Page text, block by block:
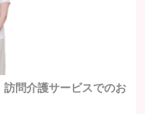
、個人を特定できないよう加工
。個人を特定できない統計デ
用することができるものとしま
問介護サービスでのお